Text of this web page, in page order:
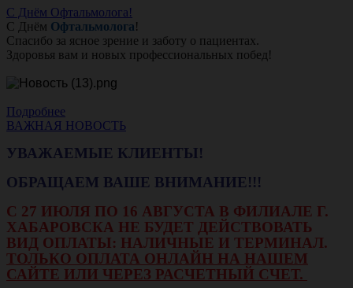
С Днём Офтальмолога!
С Днём Офтальмолога!
Спасибо за ясное зрение и заботу о пациентах.
Здоровья вам и новых профессиональных побед!
Подробнее
ВАЖНАЯ НОВОСТЬ
УВАЖАЕМЫЕ КЛИЕНТЫ!
ОБРАЩАЕМ ВАШЕ ВНИМАНИЕ!!!
С 27 ИЮЛЯ ПО 16 АВГУСТА В ФИЛИАЛЕ Г.
ХАБАРОВСКА НЕ БУДЕТ ДЕЙСТВОВАТЬ
ВИД ОПЛАТЫ: НАЛИЧНЫЕ И ТЕРМИНАЛ.
ТОЛЬКО ОПЛАТА ОНЛАЙН НА НАШЕМ
САЙТЕ ИЛИ ЧЕРЕЗ РАСЧЕТНЫЙ СЧЕТ.